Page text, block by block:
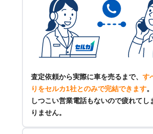
査定依頼から実際に車を売るまで、 す
りをセルカ1社とのみで完結できます。
しつこい営業電話もないので疲れてし
りません。